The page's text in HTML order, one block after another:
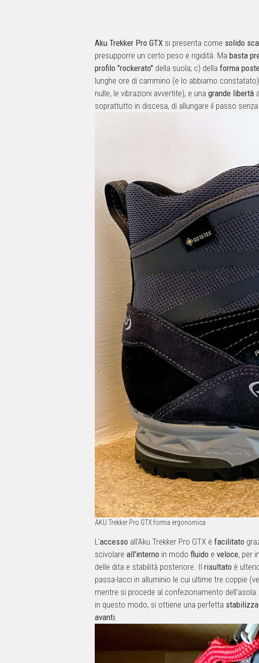
Aku Trekker Pro GTX si presenta come solido
presupporre un certo peso e rigidità. Ma basta
profilo "rockerato" della suola; c) della forma
lunghe ore di cammino (e lo abbiamo
nulle, le vibrazioni avvertite), e una grande libertà
soprattutto in discesa, di allungare il passo
AKU Trekker Pro GTX forma ergonomica
L'accesso all'Aku Trekker Pro GTX è facilitato
scivolare all'interno in modo fluido e veloce, per
delle dita e stabilità posteriore. Il risultato è
passa-lacci in alluminio le cui ultime tre coppie
mentre si procede al confezionamento dell'asola.
in questo modo, si ottiene una perfetta
avanti.